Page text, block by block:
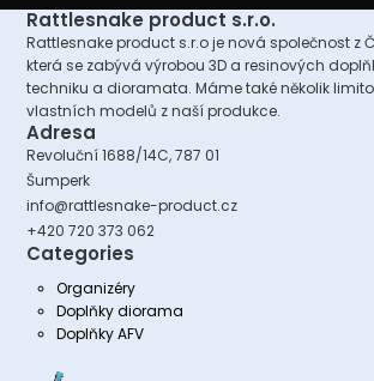
Rattlesnake product s.r.o.
Rattlesnake product s.r.o je nová společnost z
která se zabývá výrobou 3D a resinových
techniku a dioramata. Máme také několik
vlastních modelů z naší produkce.
Adresa
Revoluční 1688/14C, 787 01
Šumperk
info@rattlesnake-product.cz
+420 720 373 062
Categories
Organizéry
Doplňky diorama
Doplňky AFV